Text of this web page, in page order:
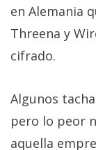
El Grupo
(CC) 2006-
2026.Algunos
derechos
en Alemania
Threena y
cifrado.
Algunos
pero lo peor
aquella